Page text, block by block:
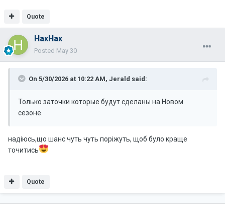
Quote
НахНах
Posted May 30
On 5/30/2026 at 10:22 AM, Jerald said:
Только заточки которые будут сделаны на Новом
сезоне.
надіюсь,що шанс чуть чуть поріжуть, щоб було краще
точитись
Quote